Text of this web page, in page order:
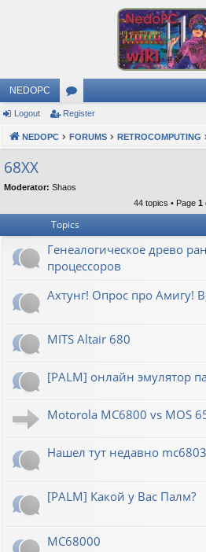
NEDOPC
or
u
s
Logout Register
NEDOPC FORUMS RETROCOMPUTING
68XX
Moderator: Shaos
44 topics • Page 1
Topics
Генеалогическое древо
процессоров
Ахтунг! Опрос про Амигу!
MITS Altair 680
[PALM] онлайн эмулятор
Motorola MC6800 vs MOS
Нашел тут недавно
[PALM] Какой у Вас Палм?
MC68000